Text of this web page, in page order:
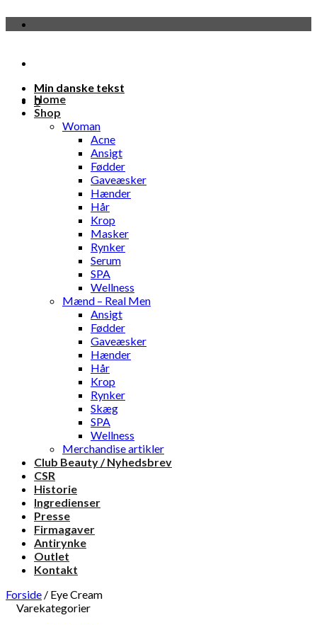
Min danske tekst
0
Home
Shop
Woman
Acne
Ansigt
Fødder
Gaveæsker
Hænder
Hår
Krop
Masker
Rynker
Serum
SPA
Wellness
Mænd – Real Men
Ansigt
Fødder
Gaveæsker
Hænder
Hår
Krop
Rynker
Skæg
SPA
Wellness
Merchandise artikler
Club Beauty / Nyhedsbrev
CSR
Historie
Ingredienser
Presse
Firmagaver
Antirynke
Outlet
Kontakt
Forside / Eye Cream
Varekategorier